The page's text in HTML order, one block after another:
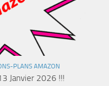
PLANS AMAZON
Janvier 2026 !!!